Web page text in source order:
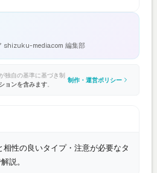
shizuku-media.com 編集部
独自の基準に基づき制
ョンを含みます。
制作・運営ポリシー
相性の良いタイプ・注意が必要なタ
説。